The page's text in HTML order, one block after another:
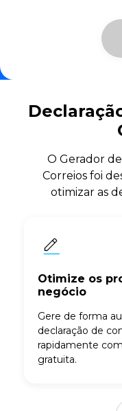
O Gerador
Correios foi
otimizar as
Otimize os
negócio
Gere de forma
declaração de
rapidamente
gratuita.